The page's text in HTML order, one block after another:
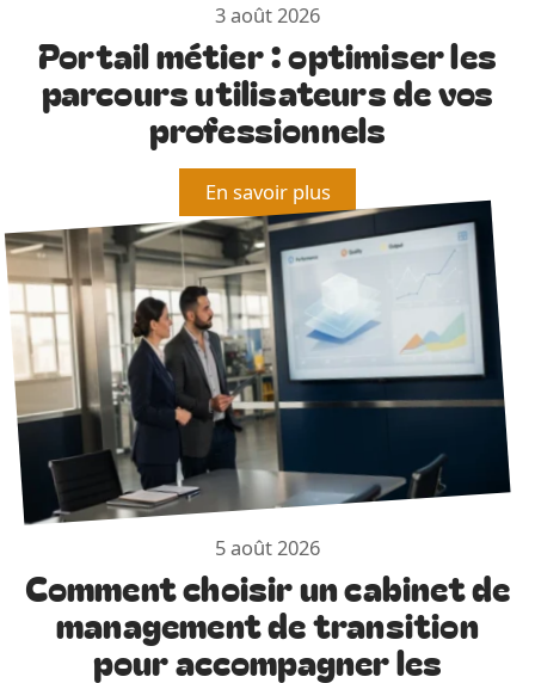
3 août 2026
Portail métier : optimiser les
parcours utilisateurs de vos
professionnels
En savoir plus
5 août 2026
Comment choisir un cabinet de
management de transition
pour accompagner les